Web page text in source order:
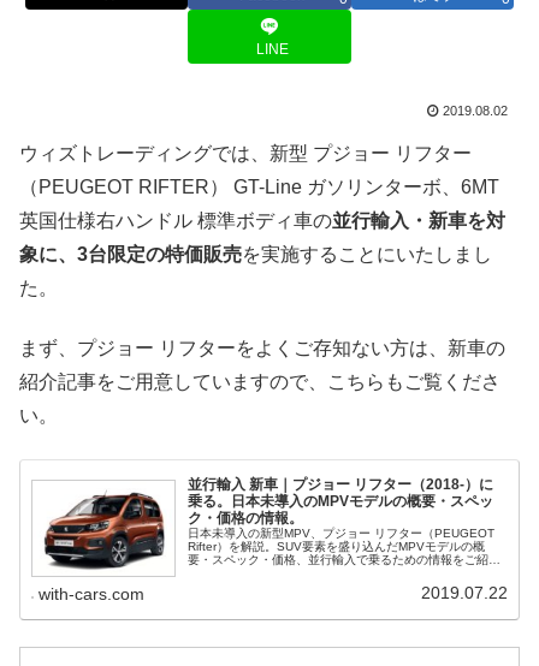
LINE
2019.08.02
ウィズトレーディングでは、新型 プジョー リフター
（PEUGEOT RIFTER） GT-Line ガソリンターボ、6MT
英国仕様右ハンドル 標準ボディ車の並行輸入・新車を対
象に、3台限定の特価販売を実施することにいたしまし
た。
まず、プジョー リフターをよくご存知ない方は、新車の
紹介記事をご用意していますので、こちらもご覧くださ
い。
並行輸入 新車｜プジョー リフター（2018-）に
乗る。日本未導入のMPVモデルの概要・スペッ
ク・価格の情報。
日本未導入の新型MPV、プジョー リフター（PEUGEOT
Rifter）を解説。SUV要素を盛り込んだMPVモデルの概
要・スペック・価格、並行輸入で乗るための情報をご紹介
with-cars.com 2019.07.22